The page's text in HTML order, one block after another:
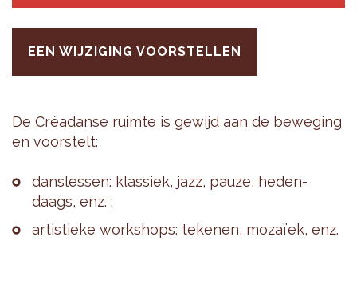
EEN WIJZIGING VOORSTELLEN
De Créadan­se ruim­te is ge­wijd aan de be­we­ging
en voor­stelt:
dans­les­sen: klas­siek, jazz, pauze, he­den­
daags, enz. ;
ar­tis­tie­ke work­shops: te­ke­nen, mozaïek, enz.